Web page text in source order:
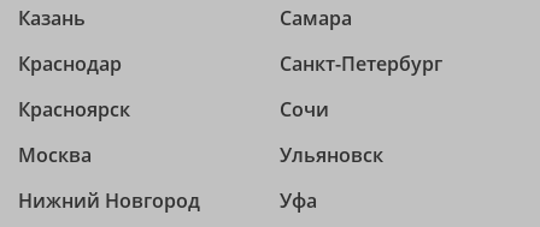
Казань
Краснодар
Красноярск
Москва
Нижний Новгород
Самара
Санкт-Петербург
Сочи
Ульяновск
Уфа